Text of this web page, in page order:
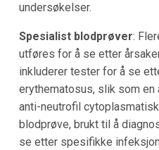
undersøkelser.
Spesialist blodprøver:
utføres for å se etter
inkluderer tester for å se
erythematosus, slik som
anti-neutrofil
blodprøve, brukt til å
se etter spesifikke